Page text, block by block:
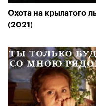
Охота на крылатого
(2021)